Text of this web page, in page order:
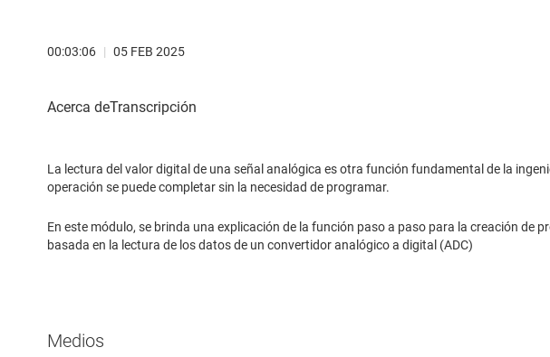
00:03:06 | 05 FEB 2025
La lectura del valor digital de una señal analógica es otra función fundamental de la
operación se puede completar sin la necesidad de programar.
En este módulo, se brinda una explicación de la función paso a paso para la creación de
basada en la lectura de los datos de un convertidor analógico a digital (ADC)
Medios